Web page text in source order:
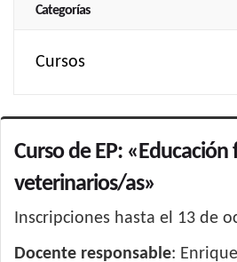
Categorías
Cursos
Curso de EP:
veterinarios/as»
Inscripciones hasta el 13 de
Docente responsable: